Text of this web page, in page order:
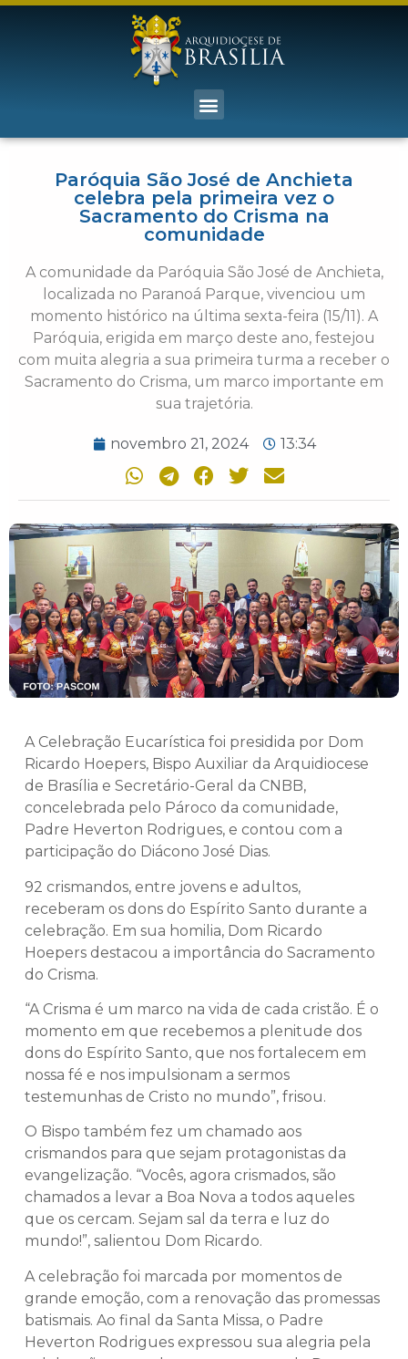
Paróquia São José de Anchieta
celebra pela primeira vez o
Sacramento do Crisma na
comunidade
A comunidade da Paróquia São José de Anchieta,
localizada no Paranoá Parque, vivenciou um
momento histórico na última sexta-feira (15/11). A
Paróquia, erigida em março deste ano, festejou
com muita alegria a sua primeira turma a receber o
Sacramento do Crisma, um marco importante em
sua trajetória.
novembro 21, 2024 13:34
A Celebração Eucarística foi presidida por Dom
Ricardo Hoepers, Bispo Auxiliar da Arquidiocese
de Brasília e Secretário-Geral da CNBB,
concelebrada pelo Pároco da comunidade,
Padre Heverton Rodrigues, e contou com a
participação do Diácono José Dias.
92 crismandos, entre jovens e adultos,
receberam os dons do Espírito Santo durante a
celebração. Em sua homilia, Dom Ricardo
Hoepers destacou a importância do Sacramento
do Crisma.
“A Crisma é um marco na vida de cada cristão. É o
momento em que recebemos a plenitude dos
dons do Espírito Santo, que nos fortalecem em
nossa fé e nos impulsionam a sermos
testemunhas de Cristo no mundo”, frisou.
O Bispo também fez um chamado aos
crismandos para que sejam protagonistas da
evangelização. “Vocês, agora crismados, são
chamados a levar a Boa Nova a todos aqueles
que os cercam. Sejam sal da terra e luz do
mundo!”, salientou Dom Ricardo.
A celebração foi marcada por momentos de
grande emoção, com a renovação das promessas
batismais. Ao final da Santa Missa, o Padre
Heverton Rodrigues expressou sua alegria pela